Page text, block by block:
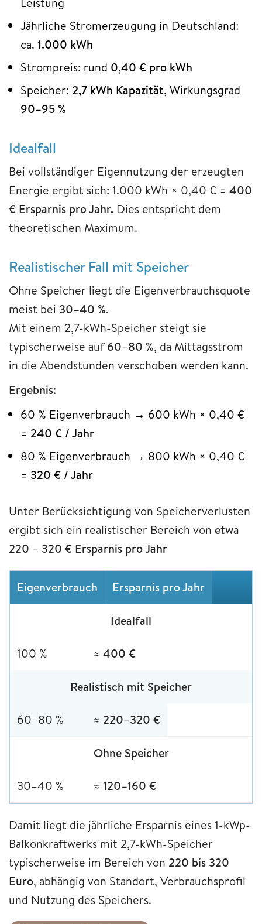
Jährliche Stromerzeugung in Deutschland:
ca. 1.000 kWh
Strompreis: rund 0,40 € pro kWh
Speicher: 2,7 kWh Kapazität, Wirkungsgrad
90–95 %
Idealfall
Bei vollständiger Eigennutzung der erzeugten
Energie ergibt sich: 1.000 kWh × 0,40 € = 400
€ Ersparnis pro Jahr. Dies entspricht dem
theoretischen Maximum.
Realistischer Fall mit Speicher
Ohne Speicher liegt die Eigenverbrauchsquote
meist bei 30–40 %.
Mit einem 2,7-kWh-Speicher steigt sie
typischerweise auf60–80 %, da Mittagsstrom
in die Abendstunden verschoben werden kann.
Ergebnis:
60 % Eigenverbrauch → 600 kWh × 0,40 €
= 240 € / Jahr
80 % Eigenverbrauch → 800 kWh × 0,40 €
= 320 € / Jahr
Unter Berücksichtigung von Speicherverlusten
ergibt sich ein realistischer Bereich von etwa
220 – 320 € Ersparnis pro Jahr
Eigenverbrauch Ersparnis pro Jahr
Idealfall
100 % ≈ 400 €
Realistisch mit Speicher
60–80 % ≈ 220–320 €
Ohne Speicher
30–40 % ≈ 120–160 €
Damit liegt die jährliche Ersparnis eines 1-kWp-
Balkonkraftwerks mit 2,7-kWh-Speicher
typischerweise im Bereich von 220 bis 320
Euro, abhängig von Standort, Verbrauchsprofil
und Nutzung des Speichers.